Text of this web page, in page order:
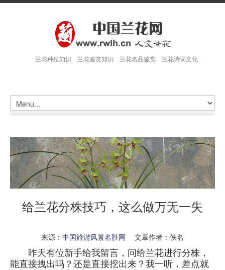
兰花种殖知识 兰花鉴赏知识 兰花名品鉴赏 兰花诗词文化
给兰花分株技巧，这么做万无一失
来源： 中国旅游风景名胜网 文章作者：佚名
昨天有位新手给我留言，问给兰花进行分株，
能直接拽出吗？还是直接挖出来？我一听，差点就